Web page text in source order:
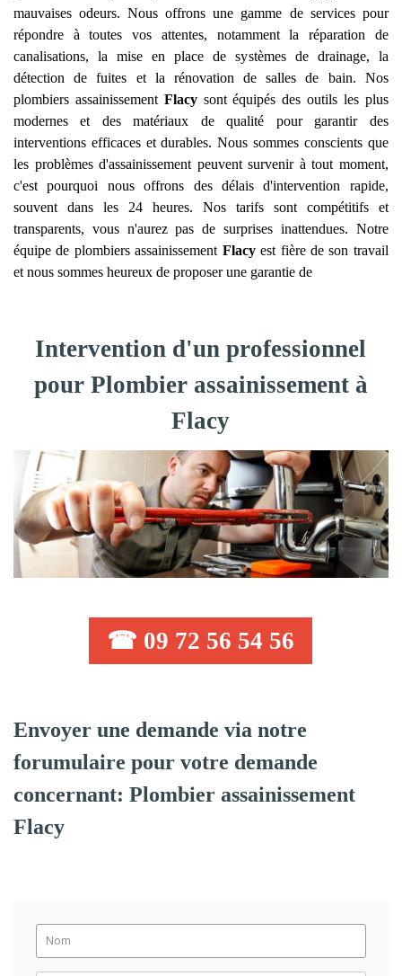
mauvaises odeurs. Nous offrons une gamme de services pour
répondre à toutes vos attentes, notamment la réparation de
canalisations, la mise en place de systèmes de drainage, la
détection de fuites et la rénovation de salles de bain. Nos
plombiers assainissement Flacysont équipés des outils les plus
modernes et des matériaux de qualité pour garantir des
interventions efficaces et durables. Nous sommes conscients que
les problèmes d'assainissement peuvent survenir à tout moment,
c'est pourquoi nous offrons des délais d'intervention rapide,
souvent dans les 24 heures. Nos tarifs sont compétitifs et
transparents, vous n'aurez pas de surprises inattendues. Notre
équipe de plombiers assainissement Flacyest fière de son travail
et nous sommes heureux de proposer une garantie de
Intervention d'un professionnel
pour Plombier assainissement à
Flacy
☎ 09 72 56 54 56
Envoyer une demande via notre
forumulaire pour votre demande
concernant: Plombier assainissement
Flacy